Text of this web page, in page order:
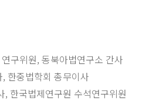
구위원, 동북아법연구소 간사
한중법학회 총무이사
, 한국법제연구원 수석연구위원